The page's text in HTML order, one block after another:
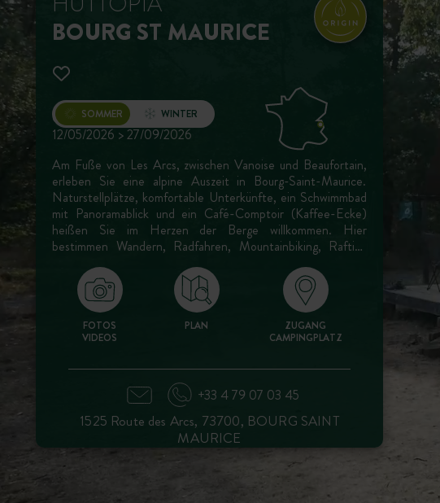
BOURG ST MAURICE
Öffnung
12/05/2026 > 27/09/2026
WINTER
SOMMER
Am Fuße von Les Arcs, zwischen Vanoise und Beaufortain,
erleben Sie eine alpine Auszeit in Bourg-Saint-Maurice.
Naturstellplätze, komfortable Unterkünfte, ein Schwimmbad
mit Panoramablick und ein Café-Comptoir (Kaffee-Ecke)
heißen Sie im Herzen der Berge willkommen. Hier
bestimmen Wandern, Radfahren, Mountainbiking, Rafting
oder Entspannen auf der Terrasse Ihre Tage im Freien!
FOTOS
VIDEOS
PLAN
ZUGANG
CAMPINGPLATZ
+33 4 79 07 03 45
1525 Route des Arcs, 73700, BOURG SAINT
MAURICE